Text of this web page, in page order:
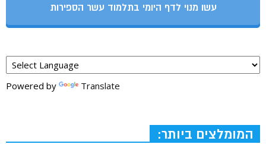
עשו מנוי לדף היומי בתלמוד עשר הספירות
Powered by Translate
המומלצים ביותר: